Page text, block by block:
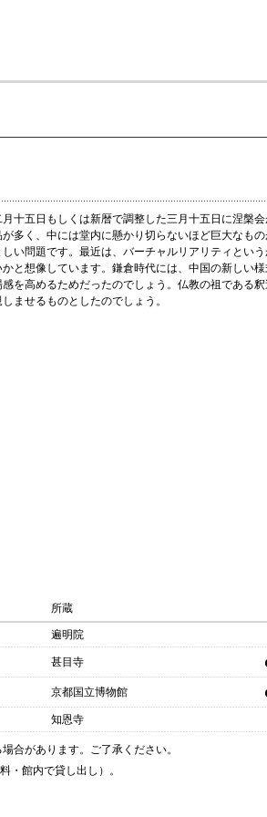
十五日もしくは新暦で調整した三月十五日に涅槃
多く、中には堂内に懸かり切らないほど巨大なも
い問題です。最近は、バーチャルリアリティとい
と想像しています。鎌倉時代には、中国の新しい
を高めるためだったのでしょう。仏教の祖である
ませるものとしたのでしょう。
所蔵
遍明院
甚目寺
京都国立博物館
知恩寺
合があります。ご了承ください。
・館内で貸し出し）。